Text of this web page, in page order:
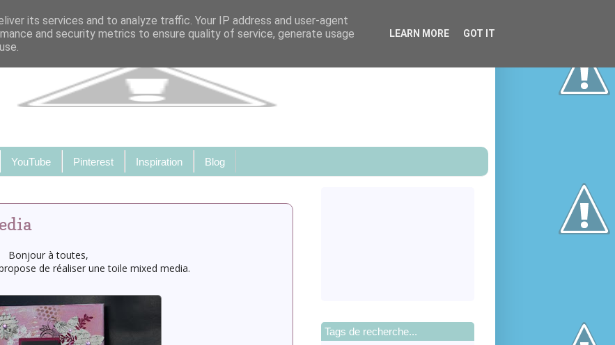
YouTube Pinterest Inspiration Blog
Bonjour à toutes,
de réaliser une toile mixed media.
Tags de recherche...
its services and to analyze traffic. Your IP address and user-agent
and security metrics to ensure quality of service, generate usage
LEARN MORE GOT IT